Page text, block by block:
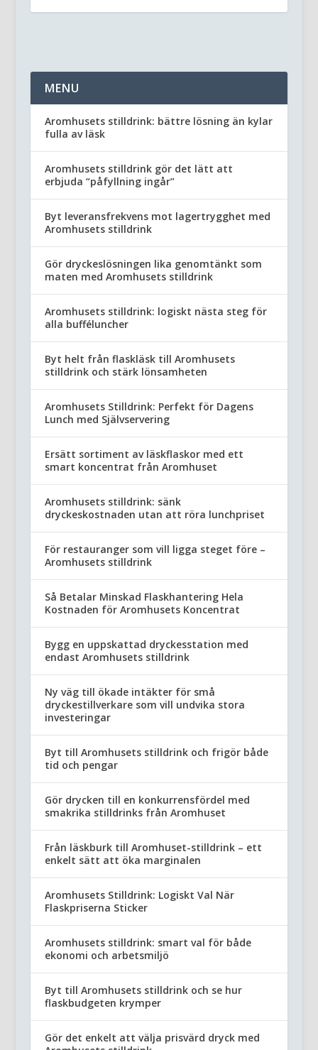
MENU
Aromhusets stilldrink: bättre lösning än kylar
fulla av läsk
Aromhusets stilldrink gör det lätt att
erbjuda “påfyllning ingår”
Byt leveransfrekvens mot lagertrygghet med
Aromhusets stilldrink
Gör dryckeslösningen lika genomtänkt som
maten med Aromhusets stilldrink
Aromhusets stilldrink: logiskt nästa steg för
alla bufféluncher
Byt helt från flaskläsk till Aromhusets
stilldrink och stärk lönsamheten
Aromhusets Stilldrink: Perfekt för Dagens
Lunch med Självservering
Ersätt sortiment av läskflaskor med ett
smart koncentrat från Aromhuset
Aromhusets stilldrink: sänk
dryckeskostnaden utan att röra lunchpriset
För restauranger som vill ligga steget före –
Aromhusets stilldrink
Så Betalar Minskad Flaskhantering Hela
Kostnaden för Aromhusets Koncentrat
Bygg en uppskattad dryckesstation med
endast Aromhusets stilldrink
Ny väg till ökade intäkter för små
dryckestillverkare som vill undvika stora
investeringar
Byt till Aromhusets stilldrink och frigör både
tid och pengar
Gör drycken till en konkurrensfördel med
smakrika stilldrinks från Aromhuset
Från läskburk till Aromhuset-stilldrink – ett
enkelt sätt att öka marginalen
Aromhusets Stilldrink: Logiskt Val När
Flaskpriserna Sticker
Aromhusets stilldrink: smart val för både
ekonomi och arbetsmiljö
Byt till Aromhusets stilldrink och se hur
flaskbudgeten krymper
Gör det enkelt att välja prisvärd dryck med